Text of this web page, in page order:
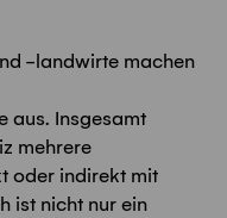
-landwirte machen
aus. Insgesamt
mehrere
oder indirekt mit
ist nicht nur ein